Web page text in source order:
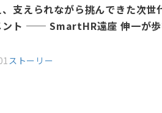
けのゴール」から「チームの勝
た組織を導く喜び